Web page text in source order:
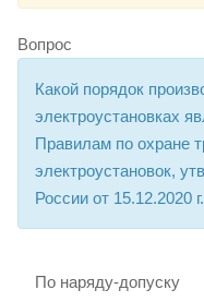
Вопрос
Какой порядок
электроустановках
Правилам по охране
электроустановок,
России от 15.12.2020
По наряду-допуску